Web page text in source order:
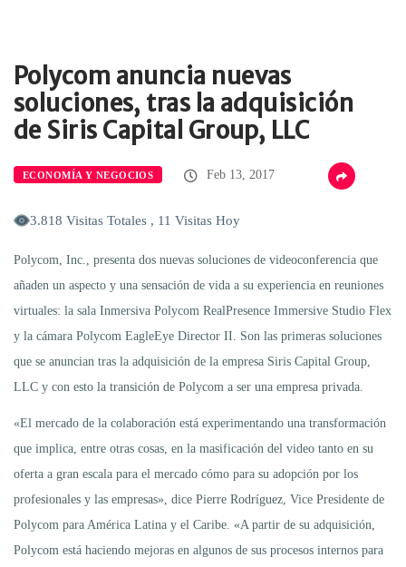
Polycom anuncia nuevas
soluciones, tras la adquisición
de Siris Capital Group, LLC
ECONOMÍA Y NEGOCIOS Feb 13, 2017
3.818 Visitas Totales , 11 Visitas Hoy
Polycom, Inc., presenta dos nuevas soluciones de videoconferencia que
añaden un aspecto y una sensación de vida a su experiencia en reuniones
virtuales: la sala Inmersiva Polycom RealPresence Immersive Studio Flex
y la cámara Polycom EagleEye Director II. Son las primeras soluciones
que se anuncian tras la adquisición de la empresa Siris Capital Group,
LLC y con esto la transición de Polycom a ser una empresa privada.
«El mercado de la colaboración está experimentando una transformación
que implica, entre otras cosas, en la masificación del video tanto en su
oferta a gran escala para el mercado cómo para su adopción por los
profesionales y las empresas», dice Pierre Rodríguez, Vice Presidente de
Polycom para América Latina y el Caribe. «A partir de su adquisición,
Polycom está haciendo mejoras en algunos de sus procesos internos para